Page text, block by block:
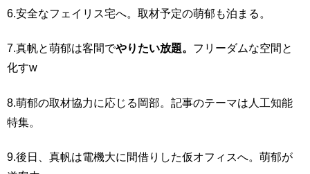
6.安全なフェイリス宅へ。取材予定の萌郁も泊まる。
7.真帆と萌郁は客間でやりたい放題。 フリーダムな空間と
化すw
8.萌郁の取材協力に応じる岡部。記事のテーマは人工知能
特集。
9.後日、真帆は電機大に間借りした仮オフィスへ。萌郁が